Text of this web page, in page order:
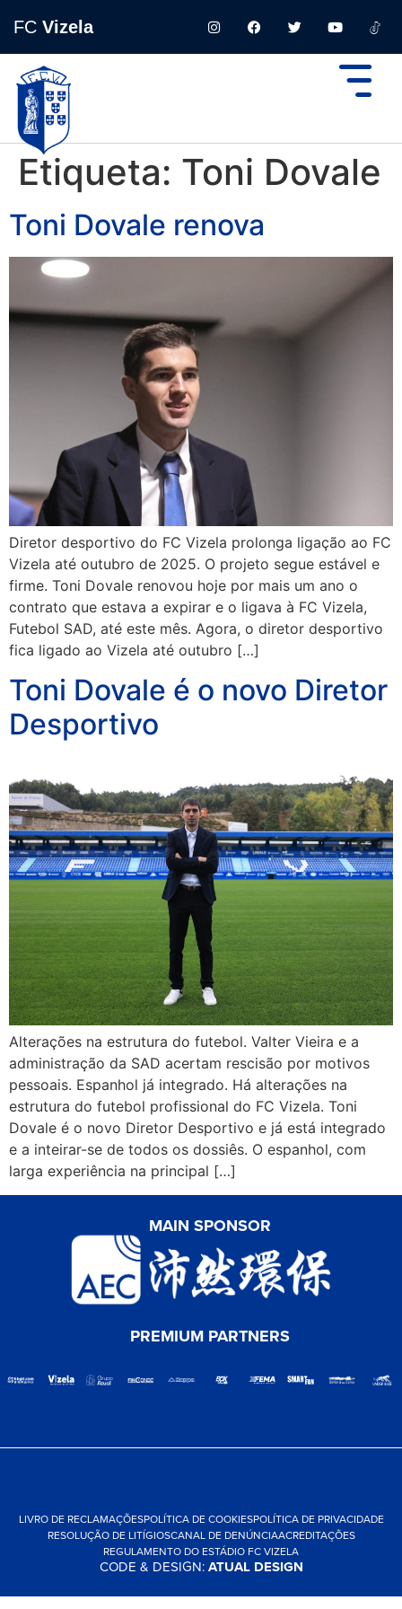
FC Vizela
Etiqueta: Toni Dovale
Toni Dovale renova
Diretor desportivo do FC Vizela prolonga ligação ao FC
Vizela até outubro de 2025. O projeto segue estável e
firme. Toni Dovale renovou hoje por mais um ano o
contrato que estava a expirar e o ligava à FC Vizela,
Futebol SAD, até este mês. Agora, o diretor desportivo
fica ligado ao Vizela até outubro […]
Toni Dovale é o novo Diretor
Desportivo
Alterações na estrutura do futebol. Valter Vieira e a
administração da SAD acertam rescisão por motivos
pessoais. Espanhol já integrado. Há alterações na
estrutura do futebol profissional do FC Vizela. Toni
Dovale é o novo Diretor Desportivo e já está integrado
e a inteirar-se de todos os dossiês. O espanhol, com
larga experiência na principal […]
MAIN SPONSOR
PREMIUM PARTNERS
LIVRO DE RECLAMAÇÕESPOLÍTICA DE COOKIESPOLÍTICA DE PRIVACIDADE
RESOLUÇÃO DE LITÍGIOSCANAL DE DENÚNCIAACREDITAÇÕES
REGULAMENTO DO ESTÁDIO FC VIZELA
CODE & DESIGN:ATUAL DESIGN